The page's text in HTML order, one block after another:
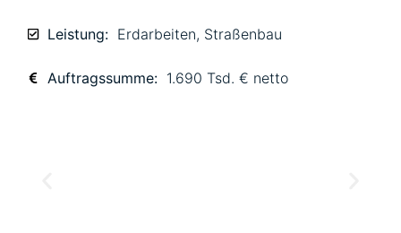
Leistung: Erdarbeiten, Straßenbau
Auftragssumme:1.690 Tsd. € netto